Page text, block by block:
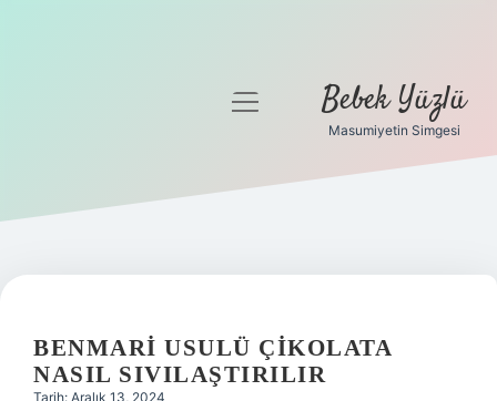
Gizlilik Politikası
Yasal Uyarı
menüyü
Bebek Yüzlü
Masumiyetin Simgesi
BENMARI USULÜ ÇIKOLATA
NASIL SIVILAŞTIRILIR
Tarih: Aralık 13, 2024